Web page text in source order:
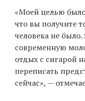
«Моей целью было
что вы получите
человека не
современную
отдых с сигарой
переписать
сейчас», —